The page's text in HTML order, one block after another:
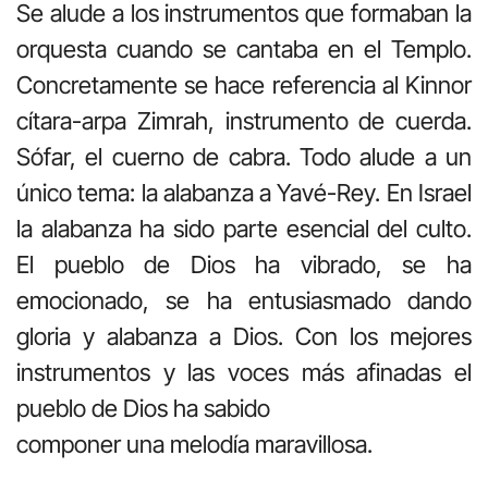
Se alude a los instrumentos que formaban la
orquesta cuando se cantaba en el Templo.
Concretamente se hace referencia al Kinnor
cítara-arpa Zimrah, instrumento de cuerda.
Sófar, el cuerno de cabra. Todo alude a un
único tema: la alabanza a Yavé-Rey. En Israel
la alabanza ha sido parte esencial del culto.
El pueblo de Dios ha vibrado, se ha
emocionado, se ha entusiasmado dando
gloria y alabanza a Dios. Con los mejores
instrumentos y las voces más afinadas el
pueblo de Dios ha sabido
componer una melodía maravillosa.